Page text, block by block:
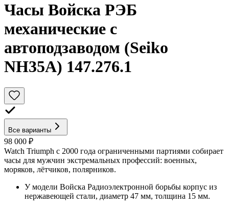
Часы Войска РЭБ
механические с
автоподзаводом (Seiko
NH35A) 147.276.1
Все варианты
98 000 ₽
Watch Triumph с 2000 года ограниченными партиями собирает
часы для мужчин экстремальных профессий: военных,
моряков, лётчиков, полярников.
У модели Войска Радиоэлектронной борьбы корпус из
нержавеющей стали, диаметр 47 мм, толщина 15 мм.